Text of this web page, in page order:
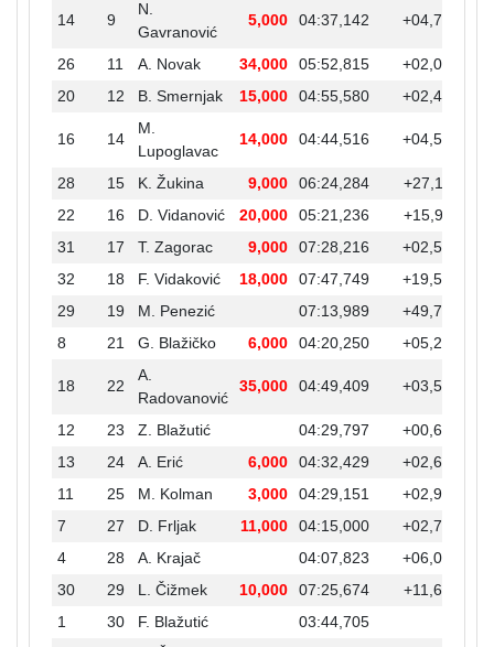
14 9
N.
Gavranović
5,000 04:37,142 +04,713
26 11 A. Novak 34,000 05:52,815 +02,019
20
12 B. Smernjak 15,000 04:55,580 +02,434
16 14
M.
Lupoglavac
14,000 04:44,516 +04,593
28 15 K. Žukina 9,000 06:24,284 +27,112
22
16 D. Vidanović 20,000 05:21,236 +15,911
31
17 T. Zagorac 9,000 07:28,216 +02,542
32
18 F. Vidaković 18,000 07:47,749 +19,533
29
19 M. Penezić 07:13,989 +49,705
8
21 G. Blažičko 6,000 04:20,250 +05,250
18 22
A.
Radovanović
35,000 04:49,409 +03,542
12 23 Z. Blažutić 04:29,797 +00,646
13
24 A. Erić 6,000 04:32,429 +02,632
11
25 M. Kolman 3,000 04:29,151 +02,905
7
27 D. Frljak 11,000 04:15,000 +02,777
4
28 A. Krajač 04:07,823
+06,088
30
29 L. Čižmek 10,000 07:25,674 +11,685
1
30 F. Blažutić
03:44,705